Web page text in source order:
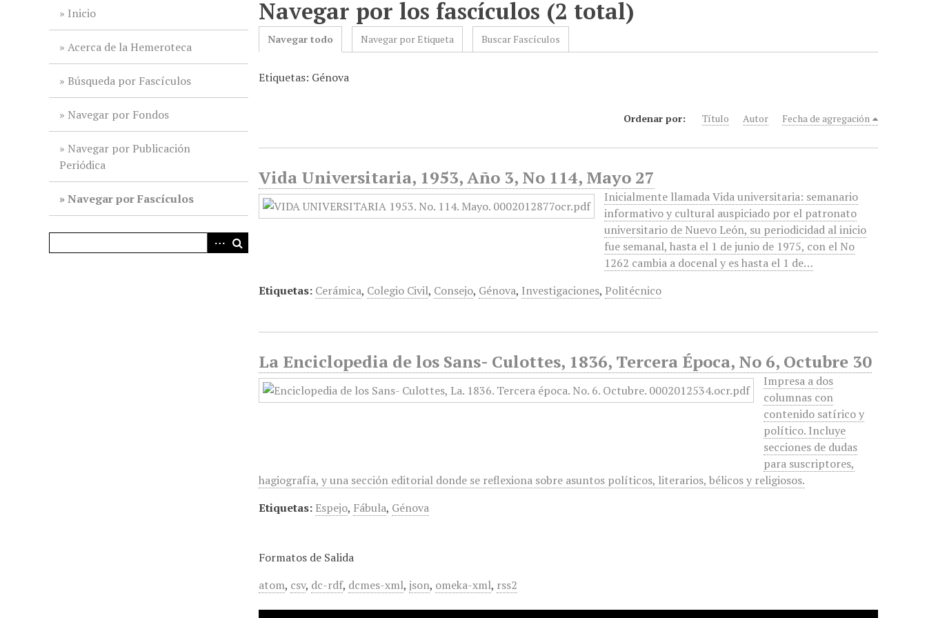
Inicio
Acerca de la Hemeroteca
Búsqueda por Fascículos
Navegar por Fondos
Navegar por Publicación
Periódica
Navegar por Fascículos
Navegar por los fascículos (2 total)
Navegar todo Navegar por Etiqueta Buscar Fascículos
Etiquetas: Génova
Ordenar por: Título Autor Fecha de agregación
Vida Universitaria, 1953, Año 3, No 114, Mayo 27
Inicialmente llamada Vida universitaria: semanario
informativo y cultural auspiciado por el patronato
universitario de Nuevo León, su periodicidad al inicio
fue semanal, hasta el 1 de junio de 1975, con el No
1262 cambia a docenal y es hasta el 1 de…
Etiquetas: Cerámica, Colegio Civil, Consejo, Génova, Investigaciones, Politécnico
La Enciclopedia de los Sans- Culottes, 1836, Tercera Época, No 6, Octubre 30
Impresa a dos
columnas con
contenido satírico y
político. Incluye
secciones de dudas
para suscriptores,
hagiografía, y una sección editorial donde se reflexiona sobre asuntos políticos, literarios, bélicos y religiosos.
Etiquetas: Espejo, Fábula, Génova
Formatos de Salida
atom, csv, dc-rdf, dcmes-xml,json, omeka-xml, rss2